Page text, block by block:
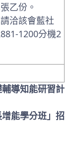
乙份。
洽該會藍社
1200分機2
導知能研習計
能學分班」招